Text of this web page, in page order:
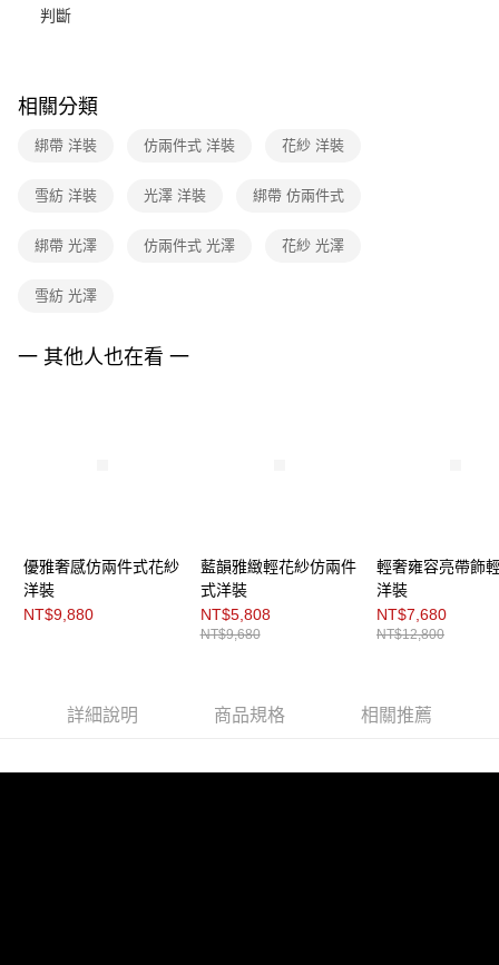
２．便利：只要手機號碼，簡訊認證，即可結帳。
結帳頁面，進行簡訊認證並確認金額後，即可完成結帳。
３．收到繳費通知簡訊後14天內，點擊此簡訊中的連結，可透過四大超商／
※ 請注意：結帳手續完成當下不需立刻繳費，但若您需要取消訂單，請聯絡
※ 交易是否成功請以「AFTEE先享後付 」之結帳頁面顯示為準，若有關於
客戶支援中心」
１．透過由恩沛科技股份有限公司提供之「AFTEE先享後付」服務完成之交
５．嚴禁一人註冊多個帳號或使用他人資訊註冊。若發現惡意使用之情形，
恩沛科技股份有限公司將有權停止該用戶之使用額度並採取法律行動。
付款後7-11取貨
每筆NT$90，滿NT$3,600(含以上)免運費
離島宅配 (蘭嶼恕不配送)
免運費
判斷
相關分類
綁帶 洋裝 仿兩件式 洋裝 花紗 洋裝
雪紡 洋裝 光澤 洋裝 綁帶 仿兩件式
綁帶 光澤 仿兩件式 光澤 花紗 光澤
雪紡 光澤
一 其他人也在看 一
優雅奢感仿兩件式花紗
洋裝
NT$9,880
藍韻雅緻輕花紗仿兩件
式洋裝
NT$5,808
NT$9,680
輕奢雍容亮帶飾
洋裝
NT$7,680
NT$12,800
詳細說明 商品規格 相關推薦